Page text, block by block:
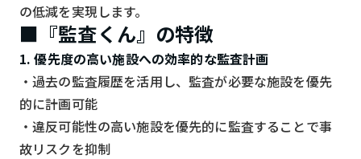
の低減を実現します。
■『監査くん』の特徴
1. 優先度の高い施設への効率的な監査計画
・過去の監査履歴を活用し、監査が必要な施設を優先
的に計画可能
・違反可能性の高い施設を優先的に監査することで事
故リスクを抑制